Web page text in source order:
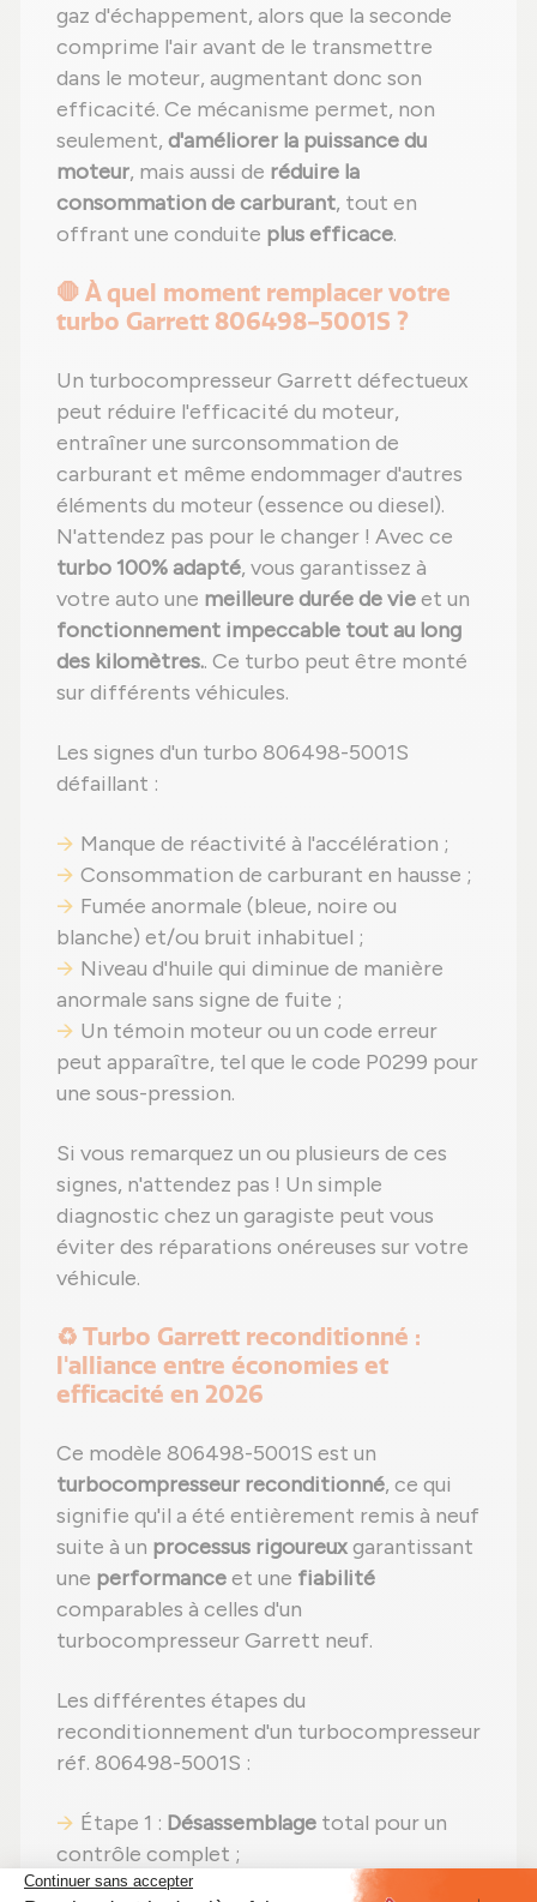
gaz d'échappement, alors que la seconde
comprime l'air avant de le transmettre
dans le moteur, augmentant donc son
efficacité. Ce mécanisme permet, non
seulement, d'améliorer la puissance du
moteur, mais aussi de réduire la
consommation de carburant, tout en
offrant une conduite plus efficace.
🛑 À quel moment remplacer votre
turbo Garrett 806498-5001S ?
Un turbocompresseur Garrett défectueux
peut réduire l'efficacité du moteur,
entraîner une surconsommation de
carburant et même endommager d'autres
éléments du moteur (essence ou diesel).
N'attendez pas pour le changer ! Avec ce
turbo 100% adapté, vous garantissez à
votre auto une meilleure durée de vieet un
fonctionnement impeccable tout au long
des kilomètres.. Ce turbo peut être monté
sur différents véhicules.
Les signes d'un turbo 806498-5001S
défaillant :
Manque de réactivité à l'accélération ;
Consommation de carburant en hausse ;
Fumée anormale (bleue, noire ou
blanche) et/ou bruit inhabituel ;
Niveau d'huile qui diminue de manière
anormale sans signe de fuite ;
Un témoin moteur ou un code erreur
peut apparaître, tel que le code P0299 pour
une sous-pression.
Si vous remarquez un ou plusieurs de ces
signes, n'attendez pas ! Un simple
diagnostic chez un garagiste peut vous
éviter des réparations onéreuses sur votre
véhicule.
♻️ Turbo Garrett reconditionné :
l'alliance entre économies et
efficacité en 2026
Ce modèle 806498-5001S est un
turbocompresseur reconditionné, ce qui
signifie qu'il a été entièrement remis à neuf
suite à un processus rigoureuxgarantissant
une performanceet une fiabilité
comparables à celles d'un
turbocompresseur Garrett neuf.
Les différentes étapes du
reconditionnement d'un turbocompresseur
réf. 806498-5001S :
Étape 1 : Désassemblage total pour un
contrôle complet ;
Étape 2 :Nettoyage minutieux